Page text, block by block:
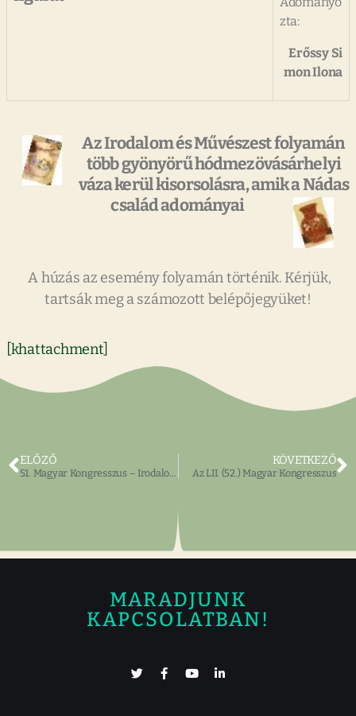
zta:
Erőssy Si
mon Ilona
Az Irodalom és Művészest folyamán
több gyönyörű hódmezövásárhelyi
váza kerül kisorsolásra, amik aNádas
családadományai
A húzás az esemény folyamán történik. Kérjük,
tartsák meg a számozott belépőjegyüket!
[khattachment]
ELŐZŐ
51. Magyar Kongresszus – Irodalom és Művészest
KÖVETKEZŐ
Az LII. (52.) Magyar Kongresszus
MARADJUNK
KAPCSOLATBAN!